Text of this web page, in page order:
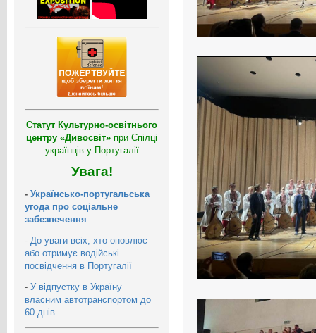
Статут Культурно-освітнього
центру «Дивосвіт» при Спілці
українців у Португалії
Увага!
- Українсько-португальська
угода про соціальне
забезпечення
- До уваги всіх, хто оновлює
або отримує водійські
посвідчення в Португалії
- У відпустку в Україну
власним автотранспортом до
60 днів